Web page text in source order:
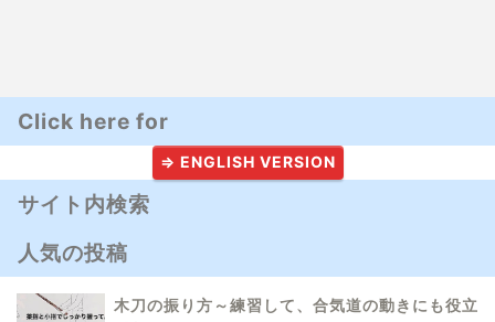
Click here for
⇒ ENGLISH VERSION
サイト内検索
人気の投稿
木刀の振り方～練習して、合気道の動きにも役立